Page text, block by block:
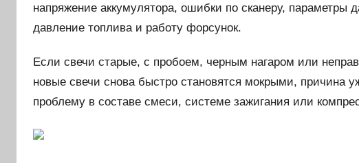
напряжение аккумулятора, ошибки по сканеру, параметры
давление топлива и работу форсунок.
Если свечи старые, с пробоем, черным нагаром или
новые свечи снова быстро становятся мокрыми, причина
проблему в составе смеси, системе зажигания или